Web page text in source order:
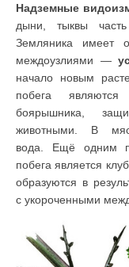
Надземные
дыни, тыквы
Земляника имеет
междоузлиями —
начало новым
побега являются
боярышника,
животными. В
вода. Ещё одним
побега является
образуются в
с укороченными